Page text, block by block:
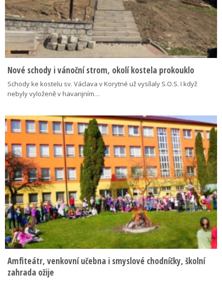
Nové schody i vánoční strom, okolí kostela prokouklo
Schody ke kostelu sv. Václava v Korytné už vysílaly S.O.S. I když
nebyly vyloženě v havarijním…
Amfiteátr, venkovní učebna i smyslové chodníčky, školní
zahrada ožije